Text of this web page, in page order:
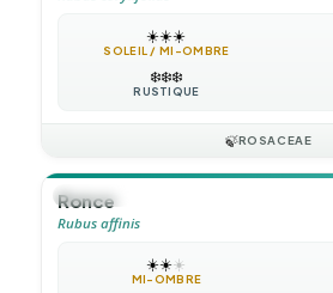
☀️☀️☀️
SOLEIL / MI-OMBRE
❄️❄️❄️
RUSTIQUE
🍃ROSACEAE
🪴VIVACE
Ronce
Rubus affinis
☀️☀️☀️
MI-OMBRE